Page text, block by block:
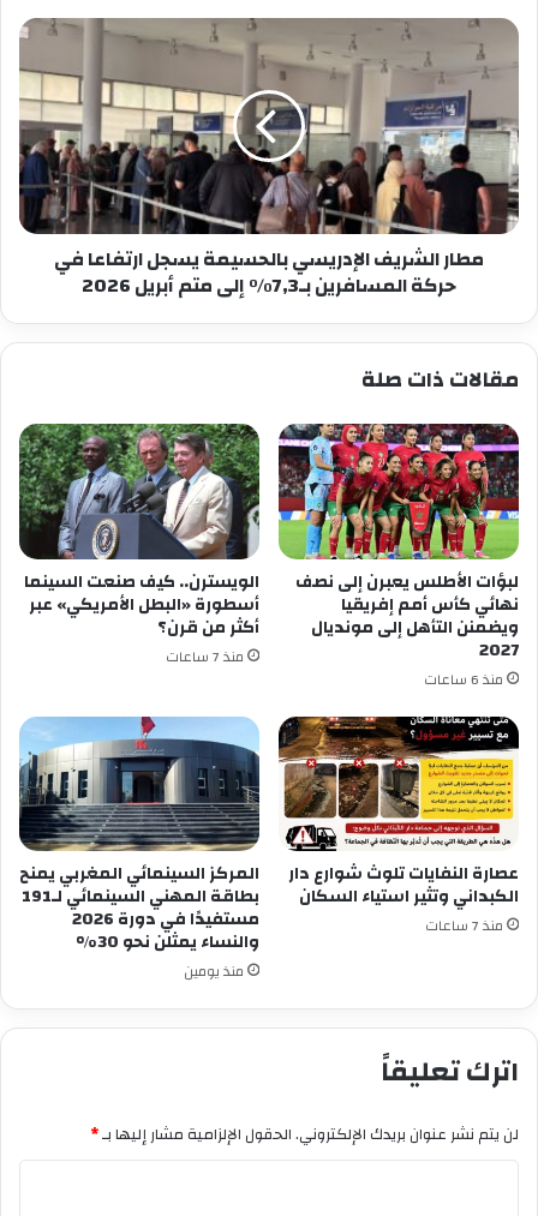
مطار
الشريف
الإدريسي
بالحسيمة
يسجل
ارتفاعا
في
حركة
المسافرين
بـ7,3%
أبريل
مطار الشريف الإدريسي بالحسيمة يسجل ارتفاعا في
حركة المسافرين بـ7,3% إلى متم أبريل 2026
مقالات ذات صلة
لبؤات الأطلس يعبرن إلى نصف
نهائي كأس أمم إفريقيا
ويضمنن التأهل إلى مونديال
2027
منذ 6 ساعات
الويسترن.. كيف صنعت السينما
أسطورة «البطل الأمريكي» عبر
أكثر من قرن؟
منذ 7 ساعات
عصارة النفايات تلوث شوارع دار
الكبداني وتثير استياء السكان
منذ 7 ساعات
المركز السينمائي المغربي يمنح
بطاقة المهني السينمائي لـ191
مستفيدًا في دورة 2026
والنساء يمثلن نحو 30%
منذ يومين
اترك تعليقاً
لن يتم نشر عنوان بريدك الإلكتروني.الحقول الإلزامية مشار إليها بـ*